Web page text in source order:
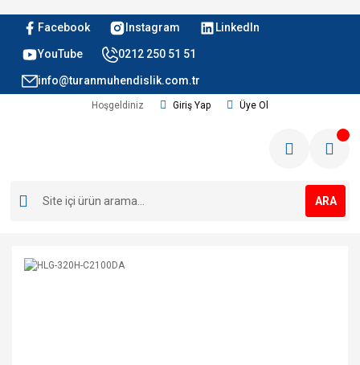
Facebook Instagram LinkedIn
YouTube 0212 250 51 51
info@turanmuhendislik.com.tr
Hoşgeldiniz Giriş Yap Üye Ol
ARA